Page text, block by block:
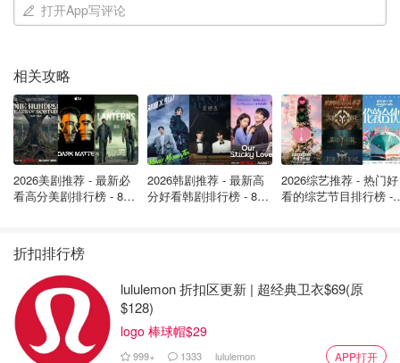
那么问题来了，如何把这种“老气”从头到尾全套COPY？今
打开App写评论
相关攻略
2026美剧推荐 - 最新必
看高分美剧排行榜 - 8月
2026韩剧推荐 - 最新高
分好看韩剧排行榜 - 8月
2026综艺推荐 - 热门好
看的综艺节目排行榜 -
折扣排行榜
lululemon 折扣区更新 | 超经典卫衣$69(原
$128)
logo 棒球帽$29
999+ 1333 lululemon APP打开